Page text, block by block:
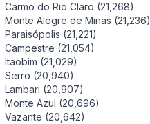
Carmo do Rio Claro (21,268)
Monte Alegre de Minas (21,236)
Paraisópolis (21,221)
Campestre (21,054)
Itaobim (21,029)
Serro (20,940)
Lambari (20,907)
Monte Azul (20,696)
Vazante (20,642)